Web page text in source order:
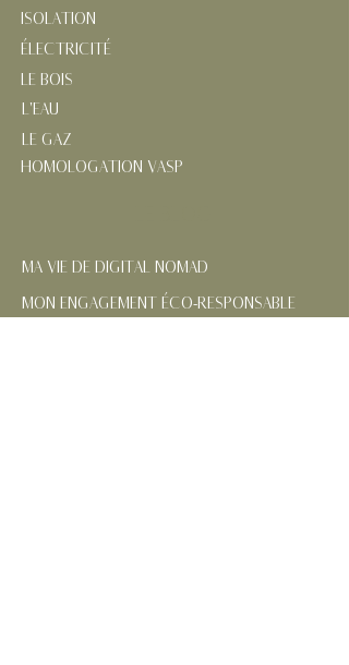
ISOLATION
ÉLECTRICITÉ
LE BOIS
L'EAU
LE GAZ
HOMOLOGATION VASP
MA VIE DE DIGITAL NOMAD
MON ENGAGEMENT ÉCO-RESPONSABLE